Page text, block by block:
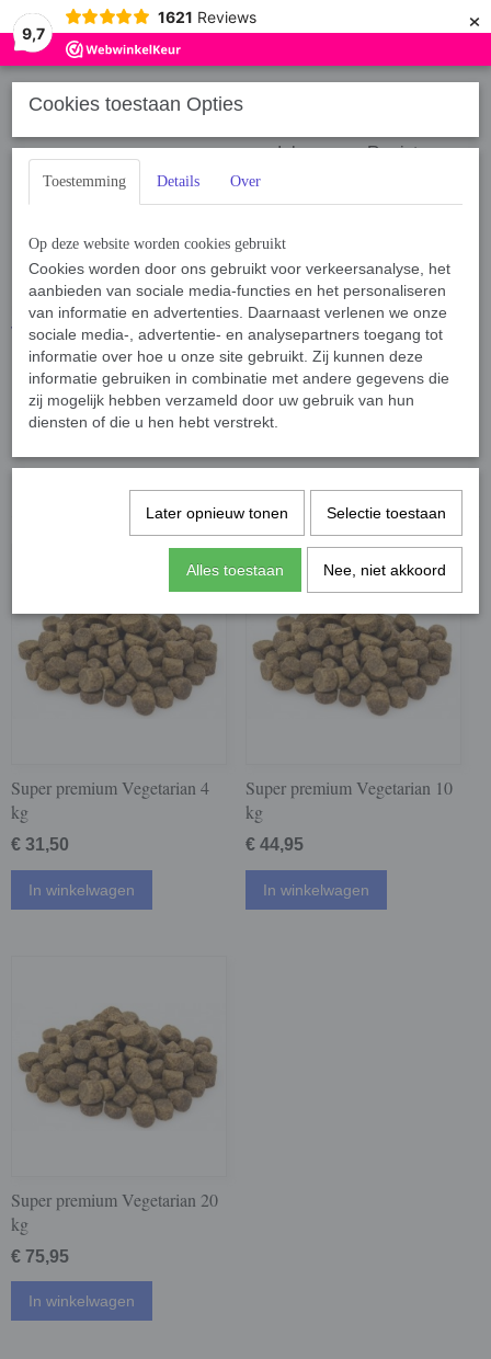
9,7
1621 Reviews ×
Inloggen Registreren
Home › Voeding › Voeding Hond › Brokken › Super premium
Vegetarian
Sorteer op:
Super premium Vegetarian 4
kg
€ 31,50
In winkelwagen
Super premium Vegetarian 10
kg
€ 44,95
In winkelwagen
Super premium Vegetarian 20
kg
€ 75,95
In winkelwagen
Cookies toestaan Opties
Toestemming Details Over
Op deze website worden cookies gebruikt
Cookies worden door ons gebruikt voor verkeersanalyse, het
aanbieden van sociale media-functies en het personaliseren
van informatie en advertenties. Daarnaast verlenen we onze
sociale media-, advertentie- en analysepartners toegang tot
informatie over hoe u onze site gebruikt. Zij kunnen deze
informatie gebruiken in combinatie met andere gegevens die
zij mogelijk hebben verzameld door uw gebruik van hun
diensten of die u hen hebt verstrekt.
Later opnieuw tonen Selectie toestaan
Alles toestaan Nee, niet akkoord